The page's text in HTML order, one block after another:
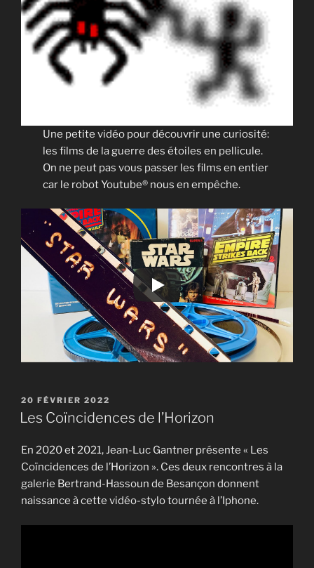
Une petite vidéo pour découvrir une curiosité:
les films de la guerre des étoiles en pellicule.
On ne peut pas vous passer les films en entier
car le robot Youtube® nous en empêche.
PUBLIÉ
LE
20 FÉVRIER 2022
Les Coïncidences de l’Horizon
En 2020 et 2021, Jean-Luc Gantner présente « Les
Coïncidences de l’Horizon ». Ces deux rencontres à la
galerie Bertrand-Hassoun de Besançon donnent
naissance à cette vidéo-stylo tournée à l’Iphone.